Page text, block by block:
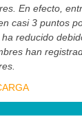
En efecto,
casi 3 puntos
reducido
han